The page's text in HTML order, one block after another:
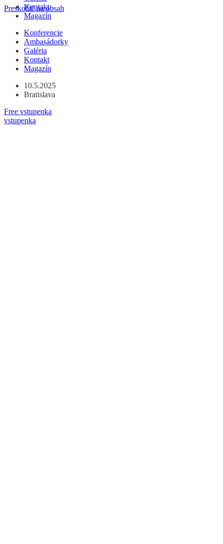
Preskočiť na obsah
Kontakt
Magazín
Konferencie
Ambasádorky
Galéria
Kontakt
Magazín
10.5.2025
Bratislava
Free vstupenka
vstupenka